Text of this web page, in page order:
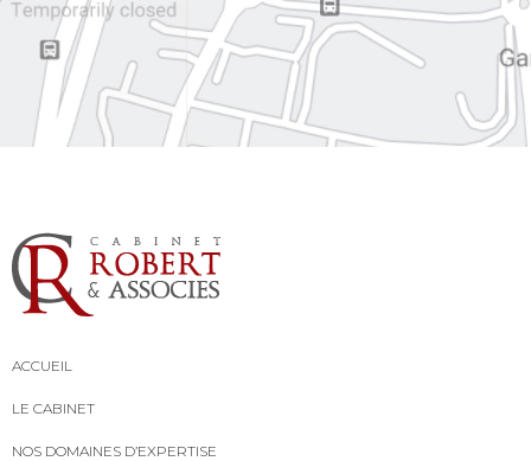
ACCUEIL
LE CABINET
NOS DOMAINES D’EXPERTISE